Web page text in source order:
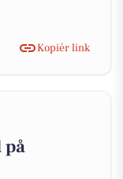
Kopiér link
på